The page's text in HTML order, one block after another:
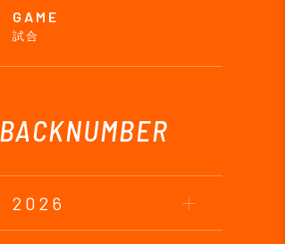
GAME
試合
BACKNUMBER
2026